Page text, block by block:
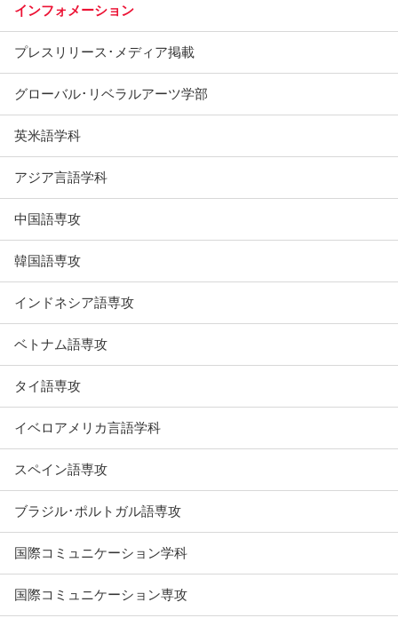
インフォメーション
プレスリリース･メディア掲載
グローバル･リベラルアーツ学部
英米語学科
アジア言語学科
中国語専攻
韓国語専攻
インドネシア語専攻
ベトナム語専攻
タイ語専攻
イベロアメリカ言語学科
スペイン語専攻
ブラジル･ポルトガル語専攻
国際コミュニケーション学科
国際コミュニケーション専攻